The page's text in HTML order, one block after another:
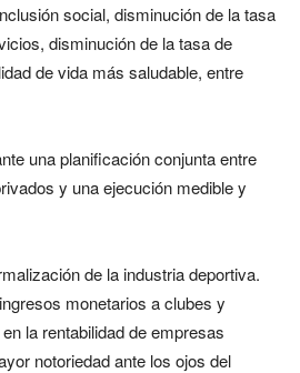
social, disminución de la tasa
disminución de la tasa de
de vida más saludable, entre
una planificación conjunta entre
y una ejecución medible y
de la industria deportiva.
monetarios a clubes y
la rentabilidad de empresas
notoriedad ante los ojos del